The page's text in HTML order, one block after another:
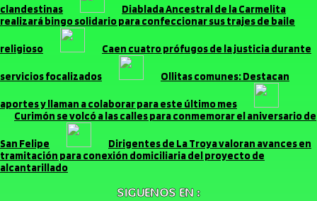
clandestinas
Diablada Ancestral de la Carmelita
realizará bingo solidario para confeccionar sus trajes de baile
religioso Caen cuatro prófugos de la justicia durante
servicios focalizados Ollitas comunes: Destacan
aportes y llaman a colaborar para este último mes
Curimón se volcó a las calles para conmemorar el aniversario de
San Felipe
Dirigentes de La Troya valoran avances en
tramitación para conexión domiciliaria del proyecto de
alcantarillado
SIGUENOS EN :